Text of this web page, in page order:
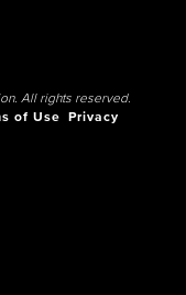
All rights reserved.
of Use
Privacy